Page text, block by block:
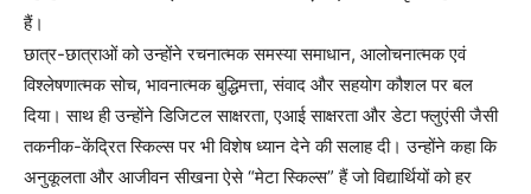
हैं।
छात्र-छात्राओं को उन्होंने रचनात्मक समस्या समाधान, आलोचनात्मक एवं
विश्लेषणात्मक सोच, भावनात्मक बुद्धिमत्ता, संवाद और सहयोग कौशल पर बल
दिया। साथ ही उन्होंने डिजिटल साक्षरता, एआई साक्षरता और डेटा फ्लुएंसी जैसी
तकनीक-केंद्रित स्किल्स पर भी विशेष ध्यान देने की सलाह दी। उन्होंने कहा कि
अनुकूलता और आजीवन सीखना ऐसे “मेटा स्किल्स” हैं जो विद्यार्थियों को हर